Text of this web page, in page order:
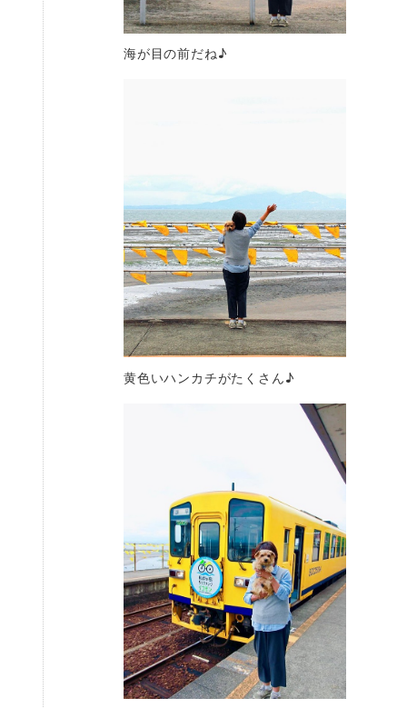
海が目の前だね♪
黄色いハンカチがたくさん♪